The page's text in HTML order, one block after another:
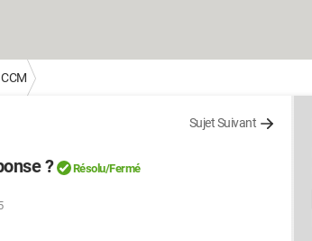
Sujet Suivant
? Résolu/Fermé